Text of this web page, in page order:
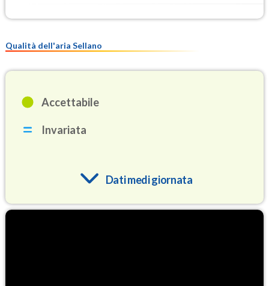
Qualità dell'aria Sellano
Accettabile
Invariata
Dati medi giornata